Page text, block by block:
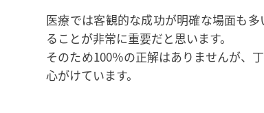
医療では客観的な成功が明確な場面も
ることが非常に重要だと思います。
そのため100％の正解はありませんが、
心がけています。